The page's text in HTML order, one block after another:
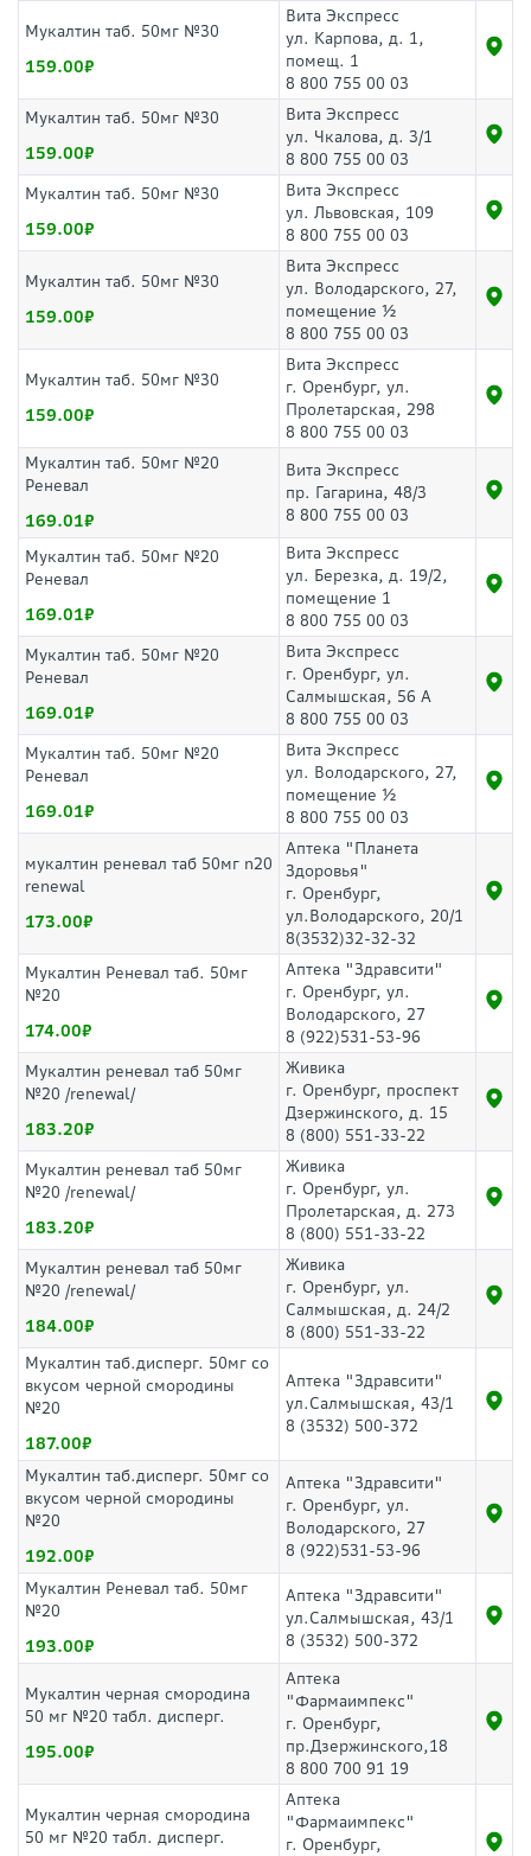
Мукалтин таб. 50мг №30
159.00
Вита Экспресс
ул. Карпова, д. 1,
помещ. 1
8 800 755 00 03
Мукалтин таб. 50мг №30
159.00
Вита Экспресс
ул. Чкалова, д. 3/1
8 800 755 00 03
Мукалтин таб. 50мг №30
159.00
Вита Экспресс
ул. Львовская, 109
8 800 755 00 03
Мукалтин таб. 50мг №30
159.00
Вита Экспресс
ул. Володарского, 27,
помещение ½
8 800 755 00 03
Мукалтин таб. 50мг №30
159.00
Вита Экспресс
г. Оренбург, ул.
Пролетарская, 298
8 800 755 00 03
Мукалтин таб. 50мг №20
Реневал
169.01
Вита Экспресс
пр. Гагарина, 48/3
8 800 755 00 03
Мукалтин таб. 50мг №20
Реневал
169.01
Вита Экспресс
ул. Березка, д. 19/2,
помещение 1
8 800 755 00 03
Мукалтин таб. 50мг №20
Реневал
169.01
Вита Экспресс
г. Оренбург, ул.
Салмышская, 56 А
8 800 755 00 03
Мукалтин таб. 50мг №20
Реневал
169.01
Вита Экспресс
ул. Володарского, 27,
помещение ½
8 800 755 00 03
мукалтин реневал таб 50мг n20
renewal
173.00
Аптека "Планета
Здоровья"
г. Оренбург,
ул.Володарского, 20/1
8(3532)32-32-32
Мукалтин Реневал таб. 50мг
№20
174.00
Аптека "Здравсити"
г. Оренбург, ул.
Володарского, 27
8 (922)531-53-96
Мукалтин реневал таб 50мг
№20 /renewal/
183.20
Живика
г. Оренбург, проспект
Дзержинского, д. 15
8 (800) 551-33-22
Мукалтин реневал таб 50мг
№20 /renewal/
183.20
Живика
г. Оренбург, ул.
Пролетарская, д. 273
8 (800) 551-33-22
Мукалтин реневал таб 50мг
№20 /renewal/
184.00
Живика
г. Оренбург, ул.
Салмышская, д. 24/2
8 (800) 551-33-22
Мукалтин таб.дисперг. 50мг со
вкусом черной смородины
№20
187.00
Аптека "Здравсити"
ул.Салмышская, 43/1
8 (3532) 500-372
Мукалтин таб.дисперг. 50мг со
вкусом черной смородины
№20
192.00
Аптека "Здравсити"
г. Оренбург, ул.
Володарского, 27
8 (922)531-53-96
Мукалтин Реневал таб. 50мг
№20
193.00
Аптека "Здравсити"
ул.Салмышская, 43/1
8 (3532) 500-372
Мукалтин черная смородина
50 мг №20 табл. дисперг.
195.00
Аптека
"Фармаимпекс"
г. Оренбург,
пр.Дзержинского,18
8 800 700 91 19
Мукалтин черная смородина
50 мг №20 табл. дисперг.
Аптека
"Фармаимпекс"
г. Оренбург,